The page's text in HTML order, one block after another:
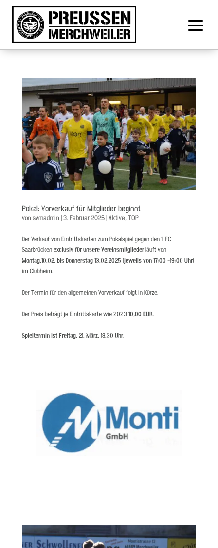
Pokal: Vorverkauf für Mitglieder beginnt
von svmadmin |3. Februar 2025|Aktive,TOP
Der Verkauf von Eintrittskarten zum Pokalspiel gegen den 1. FC
Saarbrückenexclusiv für unsere Vereinsmitgliederläuft von
Montag,10.02. bis Donnerstag 13.02.2025 (jeweils von 17:00 -19:00 Uhr)
im Clubheim.
Der Termin für den allgemeinen Vorverkauf folgt in Kürze.
Der Preis beträgt je Eintrittskarte wie 2023 10,00 EUR.
Spieltermin ist Freitag, 21. März, 18.30 Uhr.